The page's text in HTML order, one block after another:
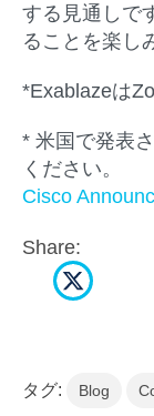
する見通しで
ることを楽し
*Exablazeは
* 米国で発表
ください。
Cisco
Share:
タグ: Blog